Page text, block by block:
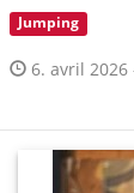
Jumping
6. avril 2026